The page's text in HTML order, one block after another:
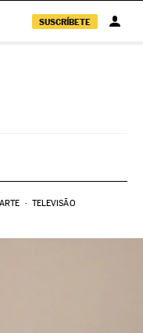
SUSCRÍBETE
ARTE TELEVISÃO